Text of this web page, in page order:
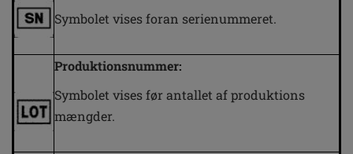
Symbolet vises foran serienummeret.
Produktionsnummer:
Symbolet vises før antallet af produktions
mængder.